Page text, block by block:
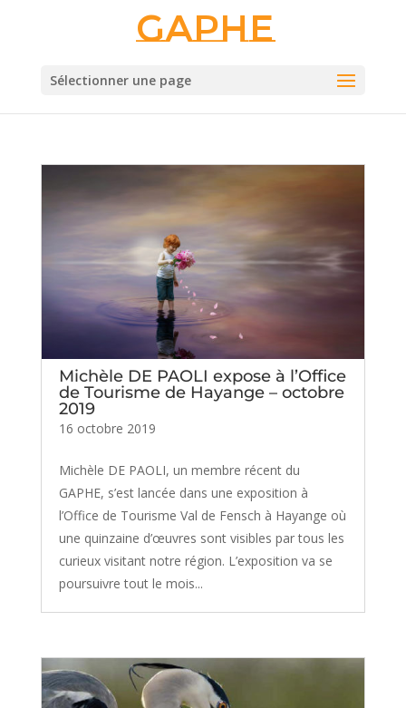
Gaphe
Sélectionner une page
Michèle DE PAOLI expose à l’Office
de Tourisme de Hayange – octobre
2019
16 octobre 2019
Michèle DE PAOLI, un membre récent du
GAPHE, s’est lancée dans une exposition à
l’Office de Tourisme Val de Fensch à Hayange où
une quinzaine d’œuvres sont visibles par tous les
curieux visitant notre région. L’exposition va se
poursuivre tout le mois...